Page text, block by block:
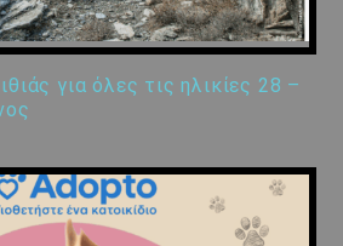
για όλες τις ηλικίες 28 –